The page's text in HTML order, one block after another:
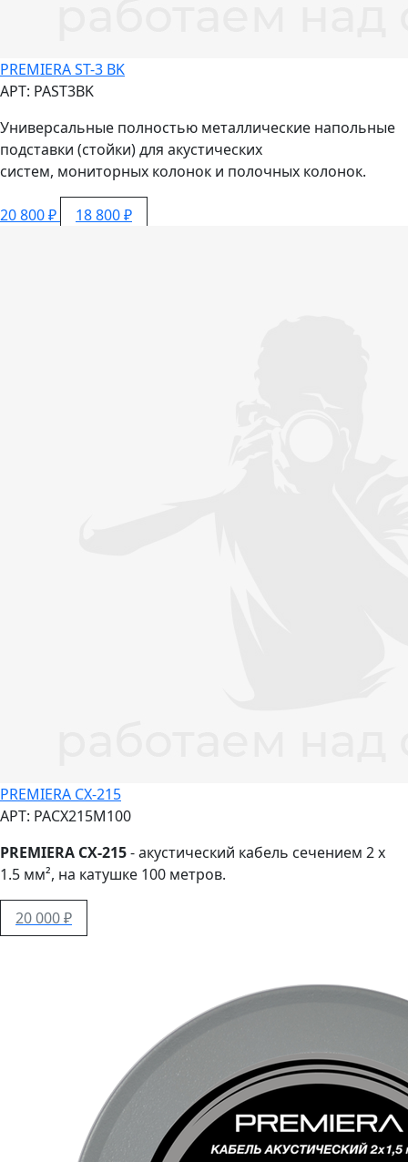
PREMIERA ST-3 BK
АРТ: PAST3BK
Универсальные полностью металлические напольные
подставки (стойки) для акустических
систем, мониторных колонок и полочных колонок.
20 800 ₽ 18 800 ₽
PREMIERA CX-215
АРТ: PACX215M100
PREMIERA CX-215- акустический кабель сечением 2 x
1.5 мм², на катушке 100 метров.
20 000 ₽